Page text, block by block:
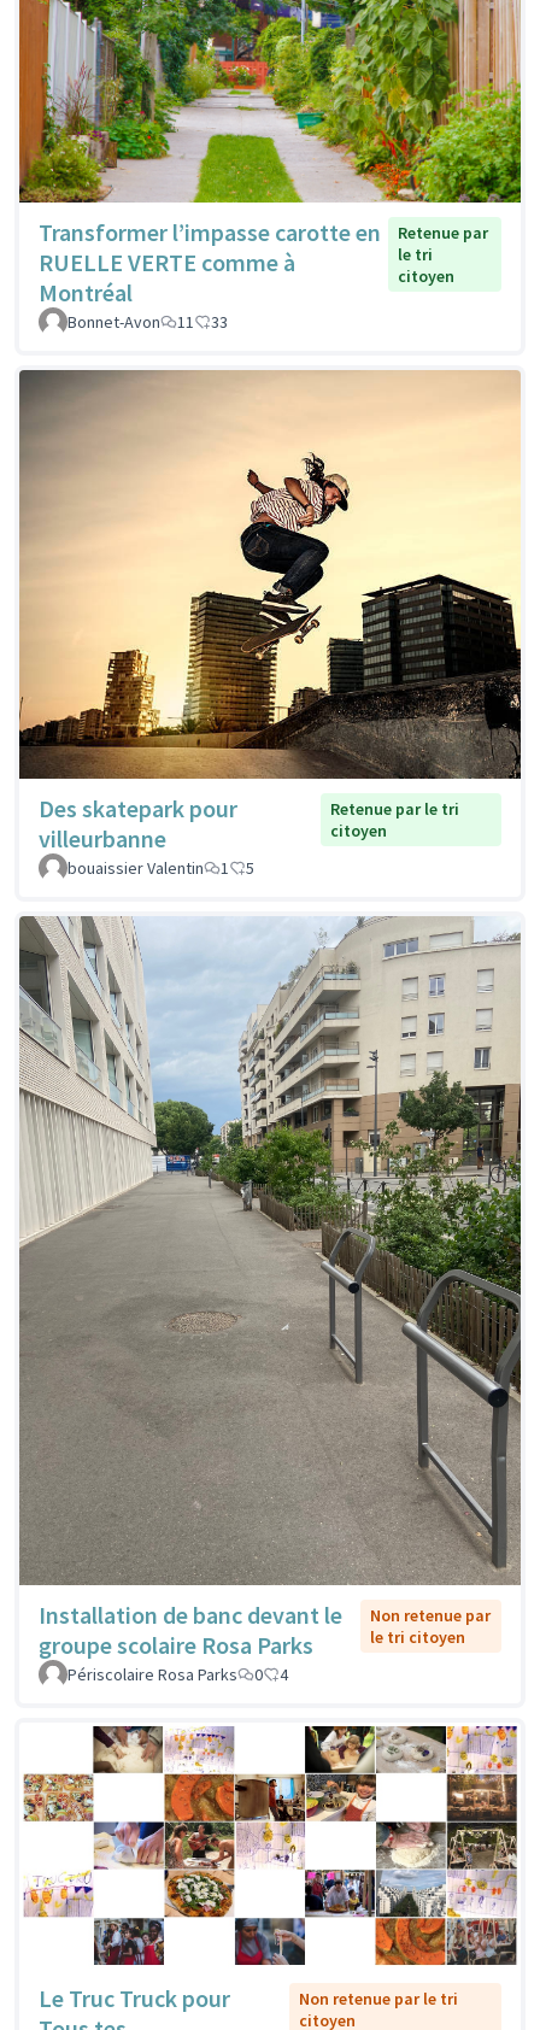
Transformer l’impasse carotte en
RUELLE VERTE comme à
Montréal
Retenue par
le tri
citoyen
Bonnet-Avon 11 33
Des skatepark pour
villeurbanne
Retenue par le tri
citoyen
bouaissier Valentin
1 5
Installation de banc devant le
groupe scolaire Rosa Parks
Non retenue par
le tri citoyen
Périscolaire Rosa Parks
0 4
Le Truc Truck pour
Non retenue par le tri
citoyen